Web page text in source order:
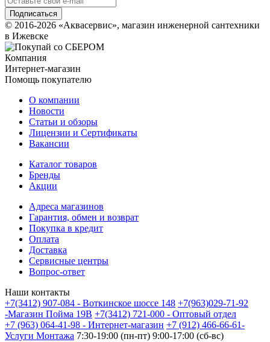
© 2016-2026 «Аквасервис», магазин инженерной сантехники
в Ижевске
Компания
Интернет-магазин
Помощь покупателю
О компании
Новости
Статьи и обзоры
Лицензии и Сертификаты
Вакансии
Каталог товаров
Бренды
Акции
Адреса магазинов
Гарантия, обмен и возврат
Покупка в кредит
Оплата
Доставка
Сервисные центры
Вопрос-ответ
Наши контакты
+7(3412) 907-084 - Воткинское шоссе 148 +7(963)029-71-92
-Магазин Пойма 19В +7(3412) 721-000 - Оптовый отдел
+7 (963) 064-41-98 - Интернет-магазин +7 (912) 466-66-61-
Услуги Монтажа 7:30-19:00 (пн-пт) 9:00-17:00 (сб-вс)